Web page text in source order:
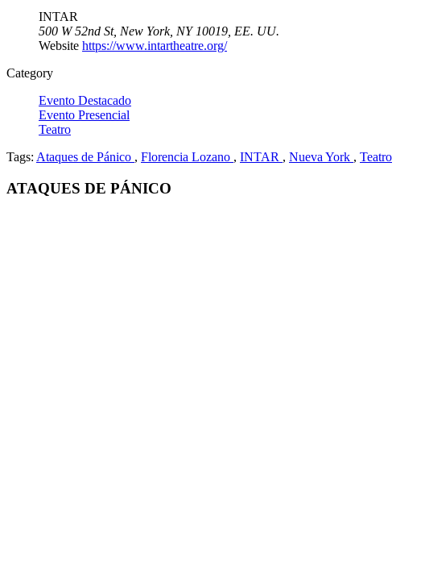
INTAR
500 W 52nd St, New York, NY 10019, EE. UU.
Website https://www.intartheatre.org/
Category
Evento Destacado
Evento Presencial
Teatro
Tags: Ataques de Pánico , Florencia Lozano , INTAR , Nueva York , Teatro
ATAQUES DE PÁNICO